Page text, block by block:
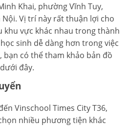
Khai, phường Vĩnh Tuy,
Nội. Vị trí này rất thuận lợi cho
khu vực khác nhau trong thành
sinh dễ dàng hơn trong việc
có thể tham khảo bản đồ
đây.
Vinschool Times City T36,
nhiều phương tiện khác